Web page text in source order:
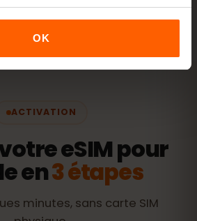
OK
ACTIVATION
eSIM pour
en3 étapes
minutes, sans carte SIM